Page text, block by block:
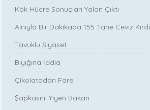
Kök Hücre Sonuçları Yalan Çıktı
Alnıyla Bir Dakikada 155 Tane Ceviz Kırdı
Tavuklu Siyaset
Bıyığına İddia
Çikolatadan Fare
Şapkasını Yiyen Bakan